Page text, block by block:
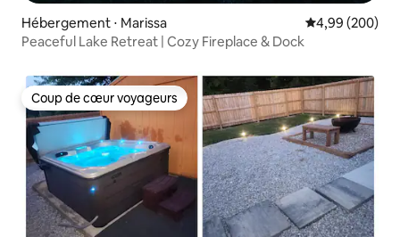
Hébergement ⋅ Marissa Évaluation
4,99 (200)
Peaceful Lake Retreat | Cozy Fireplace & Dock
Coup de cœur voyageurs
Coup de cœur voyageurs